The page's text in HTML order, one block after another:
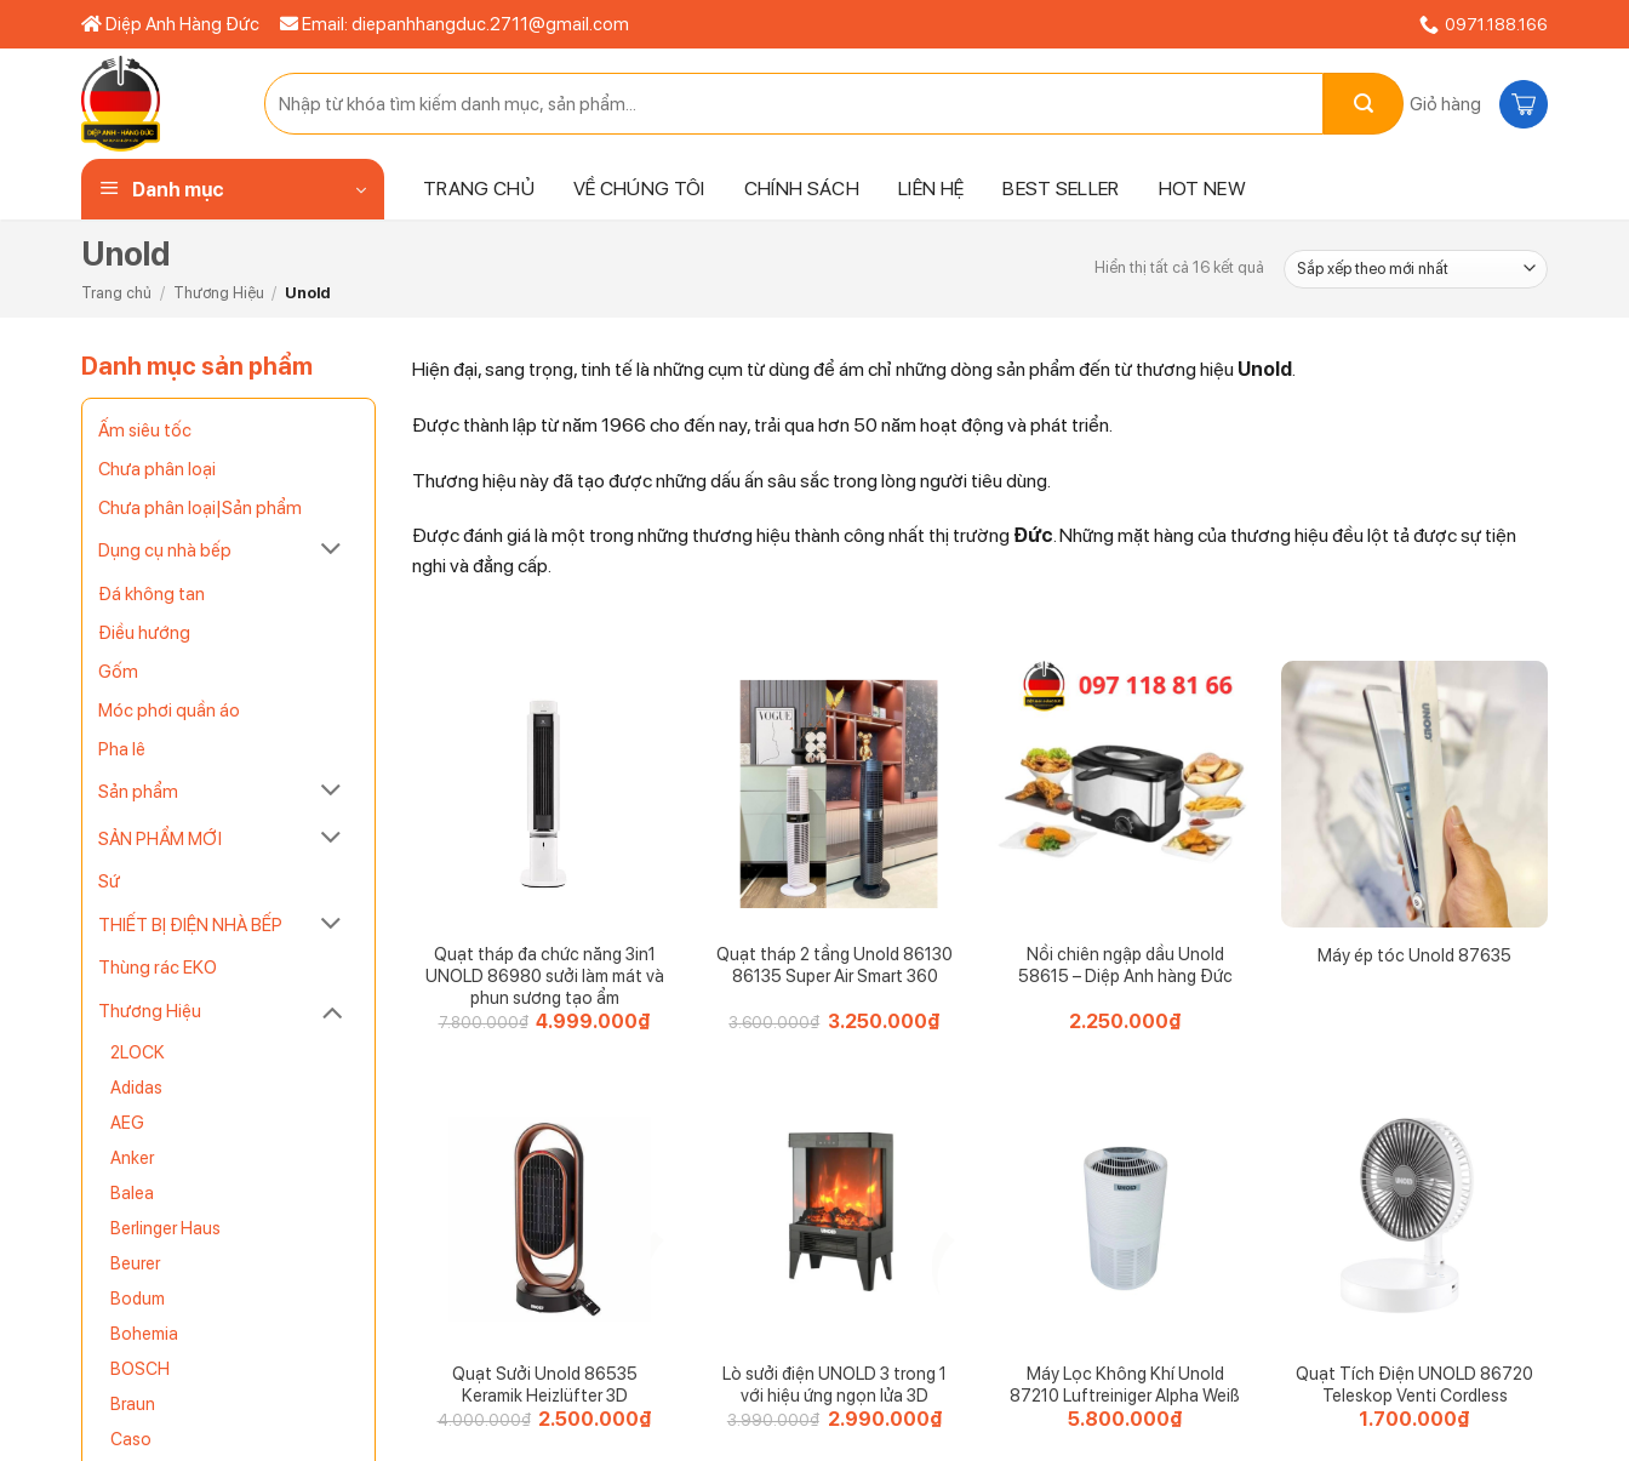
qua
Diệp Anh Hàng Đức Email: diepanhhangduc.2711@gmail.com 0971.188.166
Tìm
kiếm:
Giỏ hàng
Danh mục TRANG CHỦ VỀ CHÚNG TÔI CHÍNH SÁCH LIÊN HỆ BEST SELLER HOT NEW
Unold
Trang chủ / Thương Hiệu / Unold
Hiển thị tất cả 16 kết quả
mới
Danh mục sản phẩm
Ấm siêu tốc
Chưa phân loại
Chưa phân loại|Sản phẩm
Dụng cụ nhà bếp
Đá không tan
Điều hướng
Gốm
Móc phơi quần áo
Pha lê
Sản phẩm
SẢN PHẨM MỚI
Sứ
THIẾT BỊ ĐIỆN NHÀ BẾP
Thùng rác EKO
Thương Hiệu
2LOCK
Adidas
AEG
Anker
Balea
Berlinger Haus
Beurer
Bodum
Bohemia
BOSCH
Braun
Caso
Hiện đại, sang trọng, tinh tế là những cụm từ dùng để ám chỉ những dòng sản phẩm đến từ thương hiệu Unold.
Được thành lập từ năm 1966 cho đến nay, trải qua hơn 50 năm hoạt động và phát triển.
Thương hiệu này đã tạo được những dấu ấn sâu sắc trong lòng người tiêu dùng.
Được đánh giá là một trong những thương hiệu thành công nhất thị trường Đức. Những mặt hàng của thương hiệu đều lột tả được sự tiện
nghi và đẳng cấp.
Quạt tháp đa chức năng 3in1
UNOLD 86980 sưởi làm mát và
phun sương tạo ẩm
7.800.000₫ Giá
4.999.000₫
Quạt tháp 2 tầng Unold 86130
86135 Super Air Smart 360
3.600.000₫ Giá
3.250.000₫
Nồi chiên ngập dầu Unold
58615 – Diệp Anh hàng Đức
2.250.000₫
Máy ép tóc Unold 87635
Quạt Sưởi Unold 86535
Keramik Heizlüfter 3D
4.000.000₫ Giá
2.500.000₫
Lò sưởi điện UNOLD 3 trong 1
với hiệu ứng ngọn lửa 3D
3.990.000₫ Giá
2.990.000₫Giá
Máy Lọc Không Khí Unold
87210 Luftreiniger Alpha Weiß
5.800.000₫
Quạt Tích Điện UNOLD 86720
Teleskop Venti Cordless
1.700.000₫